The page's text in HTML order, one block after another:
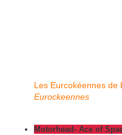
Les Eurcokéennes de
Eurockeennes
Motorhead- Ace of